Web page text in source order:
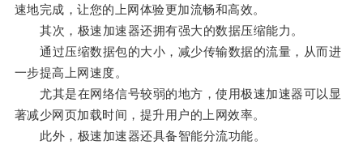
速地完成，让您的上网体验更加流畅和高效。
其次，极速加速器还拥有强大的数据压缩能力。
通过压缩数据包的大小，减少传输数据的流量，从而进
一步提高上网速度。
尤其是在网络信号较弱的地方，使用极速加速器可以显
著减少网页加载时间，提升用户的上网效率。
此外，极速加速器还具备智能分流功能。